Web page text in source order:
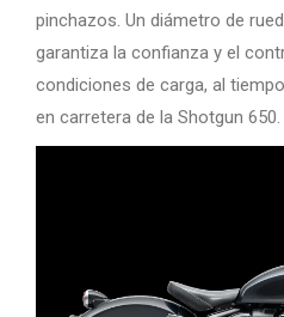
pinchazos. Un diámetro de
garantiza la confianza y el
condiciones de carga, al
en carretera de la Shotgun 650.